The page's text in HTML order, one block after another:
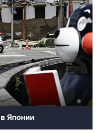
Японии